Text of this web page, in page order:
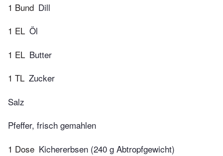
1 Bund Dill
1 EL Öl
1 EL Butter
1 TL Zucker
Salz
Pfeffer, frisch gemahlen
1 Dose Kichererbsen (240 g Abtropfgewicht)